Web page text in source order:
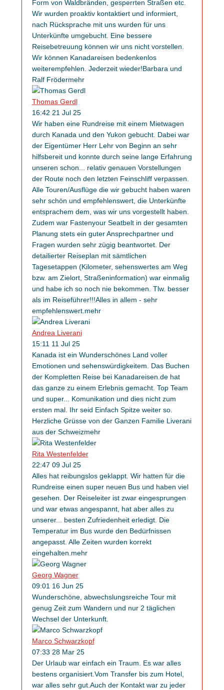
Form von Waldbränden, gesperrten Straßen etc.
Wir wurden proaktiv kontaktiert und informiert,
nach Rücksprache mit uns wurden für uns
Unterkünfte umgebucht. Eine bessere
Reisebetreuung können wir uns nicht vorstellen.
Wir können Kanadareisen bedenkenlos
weiterempfehlen. Jederzeit wieder!Barbara und
Ralf Frödermehr
Thomas Gerdl
16:42 21 Jul 25
Wir haben eine Rundreise mit einem Mietwagen
durch Kanada und den Yukon gebucht. Dabei war
der Eigentümer Herr Lehr von Beginn an sehr
hilfsbereit und konnte durch seine lange Erfahrung
unseren schon... relativ genauen Vorstellungen
der Route noch den letzten Feinschliff verpassen.
Alle Touren/Ausflüge die wir gebucht haben waren
sehr schön und empfehlenswert, die Unterkünfte
entsprachem dem, was wir uns vorgestellt haben.
Zudem war Fastenyour Seatbelt in der gesamten
Planung stets ein guter Ansprechpartner und
Fragen wurden sehr zügig beantwortet. Der
detailierter Reiseplan mit sämtlichen
Tagesetappen (Kilometer, sehenswertes am Weg
bzw. am Zielort, Straßeninformation) war einmalig
und habe ich so noch nie bekommen. Tlw. besser
als im Reiseführer!!!Alles in allem - sehr
empfehlenswert.mehr
Andrea Liverani
15:11 11 Jul 25
Kanada ist ein Wunderschönes Land voller
Emotionen und sehenswürdigkeitem. Das Buchen
der Kompletten Reise bei Kanadareisen.de hat
das ganze zu einem Erlebnis gemacht. Top Team
und super... Komunikation und dies nicht zum
ersten mal. Ihr seid Einfach Spitze weiter so.
Herzliche Grüsse von der Ganzen Familie Liverani
aus der Schweizmehr
Rita Westenfelder
22:47 09 Jul 25
Alles hat reibungslos geklappt. Wir hatten für die
Rundreise einen super neuen Bus und haben viel
gesehen. Der Reiseleiter ist zwar eingesprungen
und war etwas angespannt, hat aber alles zu
unserer... besten Zufriedenheit erledigt. Die
Temperatur im Bus wurde den Bedürfnissen
angepasst. Alle Zeiten wurden korrekt
eingehalten.mehr
Georg Wagner
09:01 16 Jun 25
Wunderschöne, abwechslungsreiche Tour mit
genug Zeit zum Wandern und nur 2 täglichen
Wechsel der Unterkunft.
Marco Schwarzkopf
07:33 28 Mar 25
Der Urlaub war einfach ein Traum. Es war alles
bestens organisiert.Vom Transfer bis zum Hotel,
war alles sehr gut.Auch der Kontakt war zu jeder